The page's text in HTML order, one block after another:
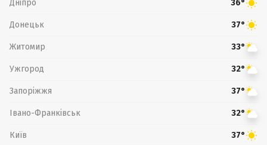
Дніпро 36°
Донецьк 37°
Житомир 33°
Ужгород 32°
Запоріжжя 37°
Івано-Франківськ 32°
Київ 37°